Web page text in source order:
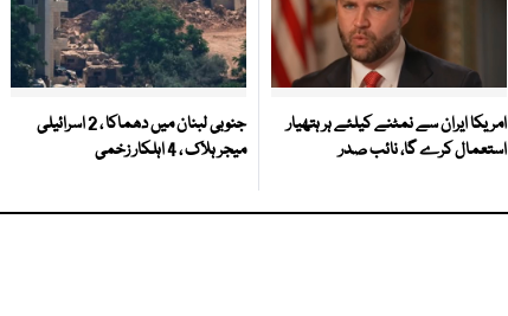
امریکا ایران سے نمٹنے کیلئے ہر ہتھیار
استعمال کرے گا، نائب صدر
جنوبی لبنان میں دھماکا ، 2 اسرائیلی
میجر ہلاک ، 4 اہلکار زخمی